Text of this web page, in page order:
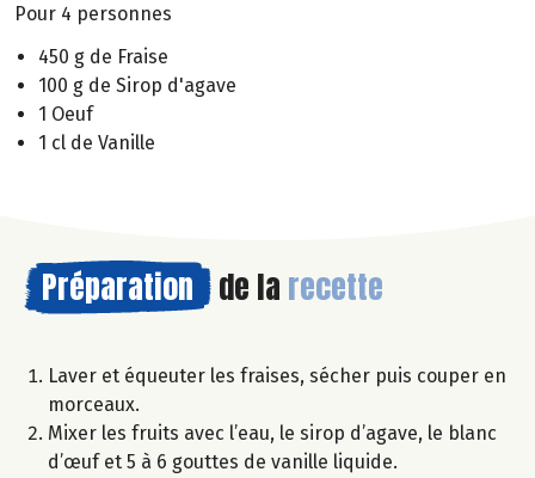
Pour 4 personnes
450 g de Fraise
100 g de Sirop d'agave
1 Oeuf
1 cl de Vanille
Préparation de la recette
Laver et équeuter les fraises, sécher puis couper en
morceaux.
Mixer les fruits avec l’eau, le sirop d’agave, le blanc
d’œuf et 5 à 6 gouttes de vanille liquide.